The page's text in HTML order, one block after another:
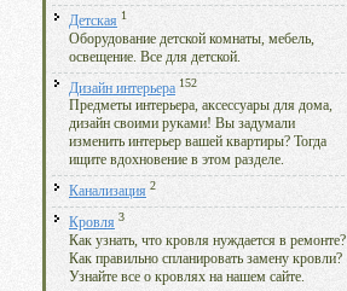
Детская 1
Оборудование детской комнаты, мебель,
освещение. Все для детской.
Дизайн интерьера 152
Предметы интерьера, аксессуары для дома,
дизайн своими руками! Вы задумали
изменить интерьер вашей квартиры? Тогда
ищите вдохновение в этом разделе.
Канализация 2
Кровля 3
Как узнать, что кровля нуждается в ремонте?
Как правильно спланировать замену кровли?
Узнайте все о кровлях на нашем сайте.